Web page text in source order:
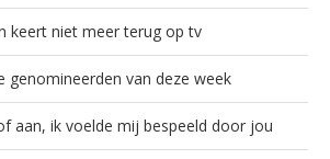
keert niet meer terug op tv
genomineerden van deze week
aan, ik voelde mij bespeeld door jou